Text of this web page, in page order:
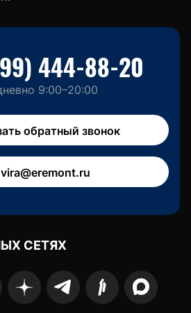
444-88-20
9:00–20:00
обратный звонок
vira@eremont.ru
СЕТЯХ